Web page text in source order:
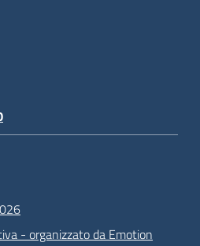
- organizzato da Emotion